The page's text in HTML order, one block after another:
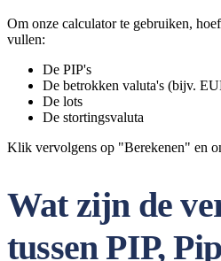
Om onze calculator te gebruiken,
vullen:
De PIP's
De betrokken valuta's (bijv.
De lots
De stortingsvaluta
Klik vervolgens op "Berekenen" en
Wat zijn de
tussen PIP,